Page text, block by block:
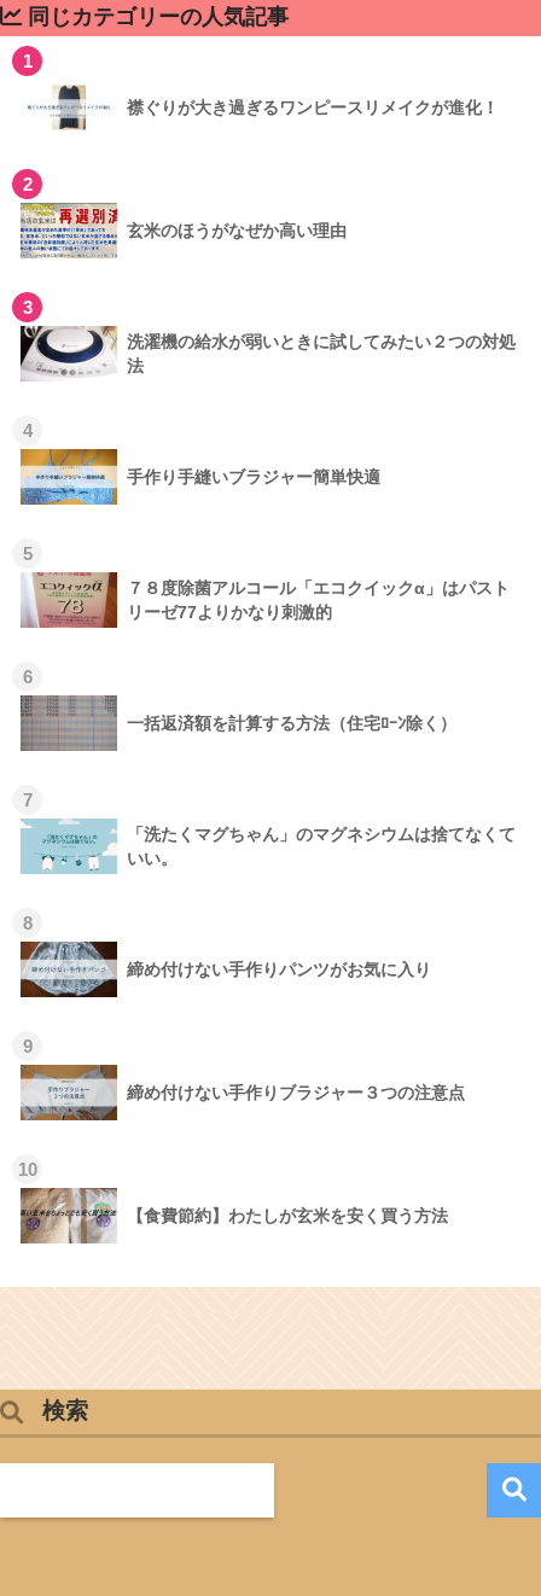
同じカテゴリーの人気記事
1
襟ぐりが大き過ぎるワンピースリメイクが進化！
2
玄米のほうがなぜか高い理由
3
洗濯機の給水が弱いときに試してみたい２つの対処
法
4
手作り手縫いブラジャー簡単快適
5
７８度除菌アルコール「エコクイックα」はパスト
リーゼ77よりかなり刺激的
6
一括返済額を計算する方法（住宅ﾛｰﾝ除く）
7
「洗たくマグちゃん」のマグネシウムは捨てなくて
いい。
8
締め付けない手作りパンツがお気に入り
9
締め付けない手作りブラジャー３つの注意点
10
【食費節約】わたしが玄米を安く買う方法
検索